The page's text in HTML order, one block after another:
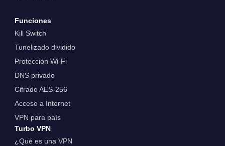
Funciones
Kill Switch
Tunelizado dividido
Protección Wi-Fi
DNS privado
Cifrado AES-256
Acceso a Internet
VPN para país
Turbo VPN
¿Qué es una VPN